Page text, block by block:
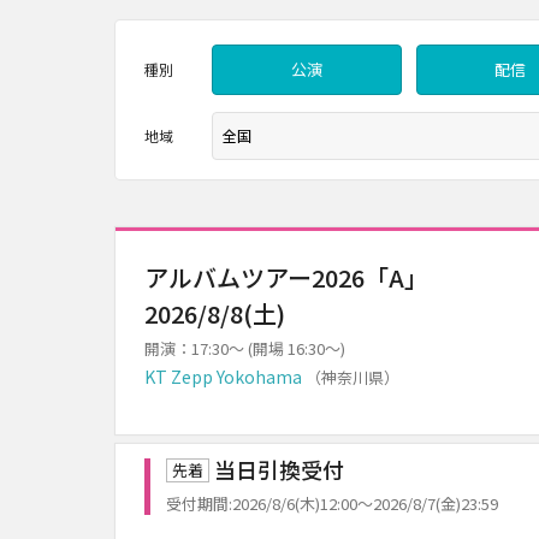
種別 公演 配信
地域
アルバムツアー2026「A」
2026/8/8(土)
開演：17:30～ (開場 16:30～)
KT Zepp Yokohama （神奈川県）
先着 当日引換受付
受付期間:2026/8/6(木)12:00～2026/8/7(金)23:59